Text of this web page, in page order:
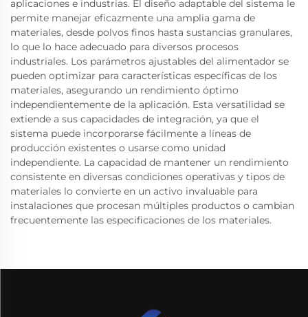
aplicaciones e industrias. El diseño adaptable del sistema le
permite manejar eficazmente una amplia gama de
materiales, desde polvos finos hasta sustancias granulares,
lo que lo hace adecuado para diversos procesos
industriales. Los parámetros ajustables del alimentador se
pueden optimizar para características específicas de los
materiales, asegurando un rendimiento óptimo
independientemente de la aplicación. Esta versatilidad se
extiende a sus capacidades de integración, ya que el
sistema puede incorporarse fácilmente a líneas de
producción existentes o usarse como unidad
independiente. La capacidad de mantener un rendimiento
consistente en diversas condiciones operativas y tipos de
materiales lo convierte en un activo invaluable para
instalaciones que procesan múltiples productos o cambian
frecuentemente las especificaciones de los materiales.